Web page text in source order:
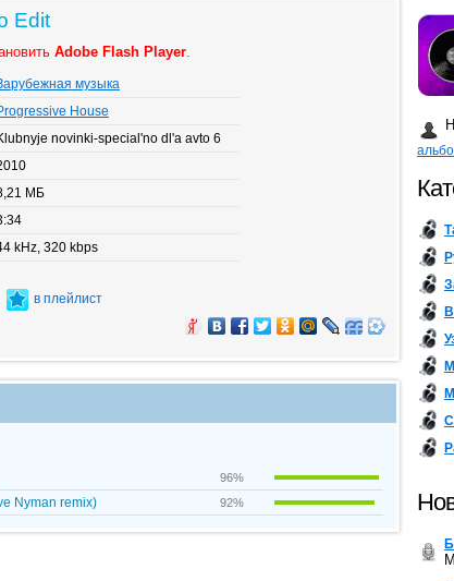
Edit
Adobe Flash Player.
музыка
House
novinki-special'no dl'a avto 6
МБ
kHz, 320 kbps
в плейлист
96%
Nyman remix) 92%